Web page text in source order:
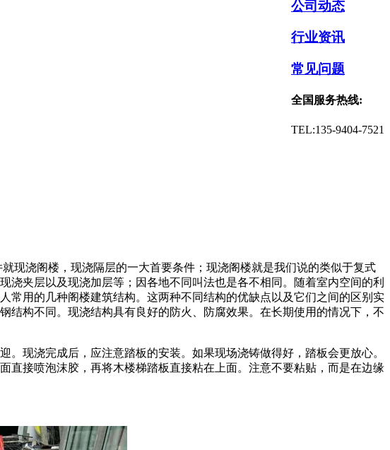
公司动态
行业资讯
常见问题
全国服务热线:
TEL:135-9404-7521
浇阁楼，现浇隔层的一大首要条件；现浇阁楼就是我们说的类似于复式
夹层以及现浇加层等；因各地不同叫法也是各不相同。随着室内空间的利
常用的几种阁楼建筑结构。这两种不同结构的优缺点以及它们之间的区别实
结构不同。现浇结构具有良好的防火、防腐效果。在长期使用的情况下，不
现浇完成后，应注意踏板的安装。如果现场浇铸做得好，踏板会更放心。
直接喷泡沫胶，再将木楼梯踏板直接粘在上面。注意不要粘贴，而是在边缘